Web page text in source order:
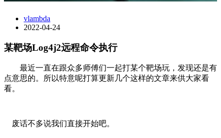
vlambda
2022-04-24
某靶场Log4j2远程命令执行
最近一直在跟众多师傅们一起打某个靶场玩，发现还是有
点意思的。所以特意呢打算更新几个这样的文章来供大家看
看。
废话不多说我们直接开始吧。